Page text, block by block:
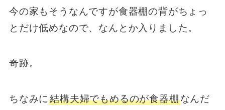
今の家もそうなんですが食器棚の背がちょっ
とだけ低めなので、なんとか入りました。
奇跡。
ちなみに結構夫婦でもめるのが食器棚なんだ